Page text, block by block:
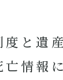
度と
情報